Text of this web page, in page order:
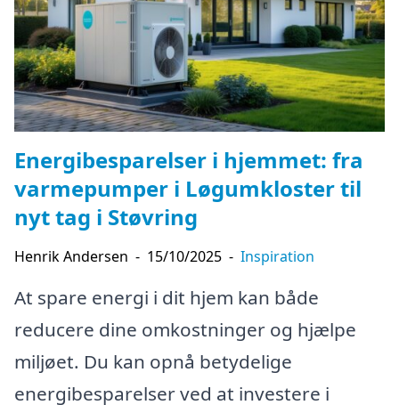
Energibesparelser i hjemmet: fra
varmepumper i Løgumkloster til
nyt tag i Støvring
Henrik Andersen - 15/10/2025 - Inspiration
At spare energi i dit hjem kan både
reducere dine omkostninger og hjælpe
miljøet. Du kan opnå betydelige
energibesparelser ved at investere i